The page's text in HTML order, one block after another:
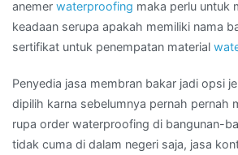
anemer waterproofing maka perlu untuk
keadaan serupa apakah memiliki nama
sertifikat untuk penempatan material
Penyedia jasa membran bakar jadi opsi
dipilih karna sebelumnya pernah pernah
rupa order waterproofing di bangunan-
tidak cuma di dalam negeri saja, jasa